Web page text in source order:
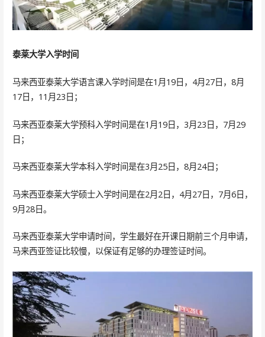
泰莱大学入学时间
马来西亚泰莱大学语言课入学时间是在1月19日，4月27日，8月
17日，11月23日；
马来西亚泰莱大学预科入学时间是在1月19日，3月23日，7月29
日；
马来西亚泰莱大学本科入学时间是在3月25日，8月24日；
马来西亚泰莱大学硕士入学时间是在2月2日，4月27日，7月6日，
9月28日。
马来西亚泰莱大学申请时间，学生最好在开课日期前三个月申请，
马来西亚签证比较慢，以保证有足够的办理签证时间。